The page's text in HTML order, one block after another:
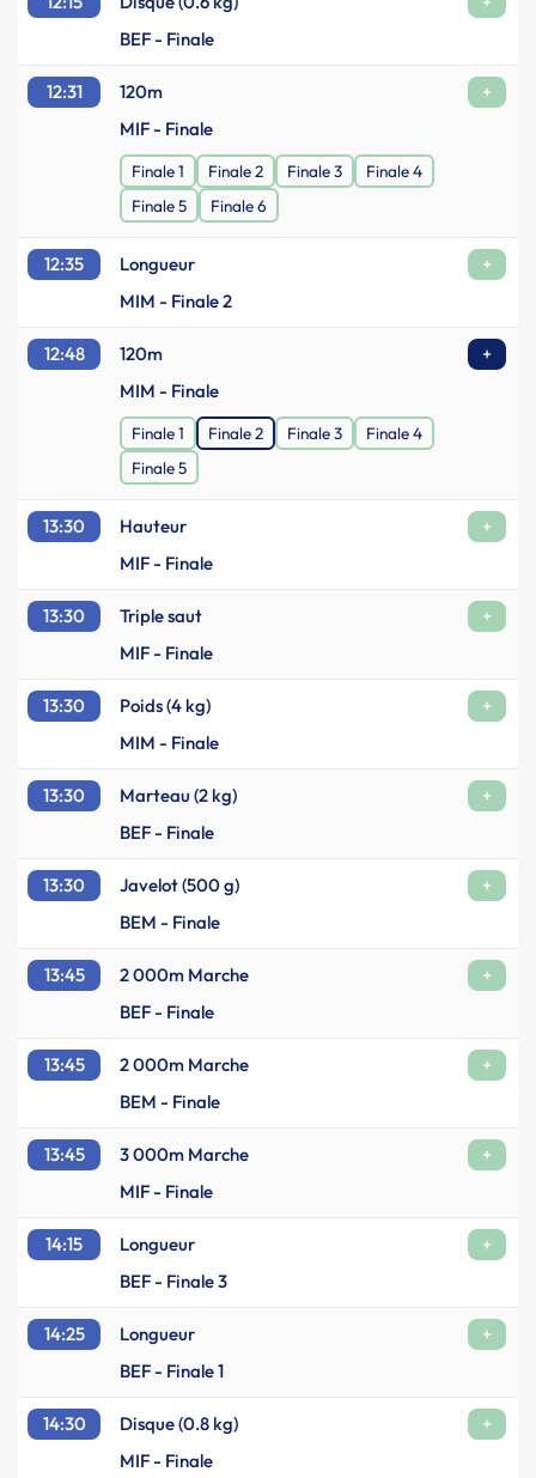
BEF - Finale
12:31 120m
+
MIF - Finale
Finale 1 Finale 2 Finale 3
Finale 4
Finale 5
Finale 6
12:35 Longueur
+
MIM - Finale 2
12:48 120m
+
MIM - Finale
Finale 1 Finale 2 Finale 3
Finale 4
Finale 5
13:30 Hauteur
+
MIF - Finale
13:30 Triple saut
+
MIF - Finale
13:30 Poids (4 kg)
+
MIM - Finale
13:30 Marteau (2 kg)
+
BEF - Finale
13:30 Javelot (500 g)
+
BEM - Finale
13:45 2 000m Marche
+
BEF - Finale
13:45 2 000m Marche
+
BEM - Finale
13:45 3 000m Marche
+
MIF - Finale
14:15 Longueur
+
BEF - Finale 3
14:25 Longueur
+
BEF - Finale 1
14:30 Disque (0.8 kg)
+
MIF - Finale